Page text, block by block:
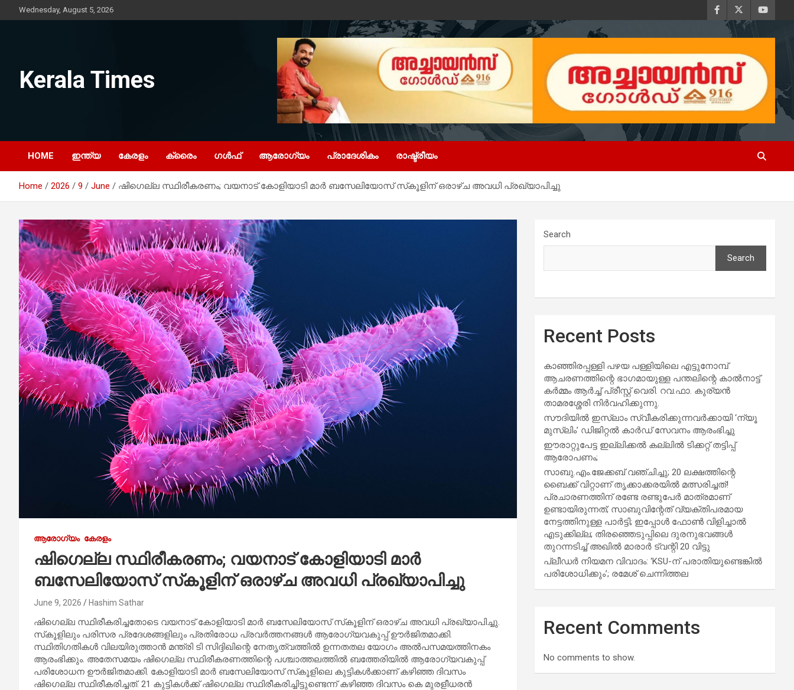
to
Wednesday, August 5, 2026
Kerala Times
HOME ഇന്ത്യ കേരളം ക്രൈം ഗൾഫ് ആരോഗ്യം പ്രാദേശികം രാഷ്ട്രീയം
Home 2026 9 June ഷിഗെല്ല സ്ഥിരീകരണം; വയനാട് കോളിയാടി മാര്‍ ബസേലിയോസ് സ്‌കൂളിന് ഒരാഴ്ച അവധി പ്രഖ്യാപിച്ചു
ആരോഗ്യം കേരളം
ഷിഗെല്ല സ്ഥിരീകരണം; വയനാട് കോളിയാടി മാര്‍
ബസേലിയോസ് സ്‌കൂളിന് ഒരാഴ്ച അവധി പ്രഖ്യാപിച്ചു
June 9, 2026 Hashim Sathar
ഷിഗെല്ല സ്ഥിരീകരിച്ചതോടെ വയനാട് കോളിയാടി മാര്‍ ബസേലിയോസ് സ്‌കൂളിന് ഒരാഴ്ച അവധി പ്രഖ്യാപിച്ചു.
സ്‌കൂളിലും പരിസര പ്രദേശങ്ങളിലും പ്രതിരോധ പ്രവര്‍ത്തനങ്ങള്‍ ആരോഗ്യവകുപ്പ് ഊര്‍ജിതമാക്കി.
സ്ഥിതിഗതികള്‍ വിലയിരുത്താന്‍ മന്ത്രി ടി സിദ്ദിഖിന്റെ നേതൃത്വത്തില്‍ ഉന്നതതല യോഗം അല്‍പസമയത്തിനകം
ആരംഭിക്കും. അതേസമയം ഷിഗെല്ല സ്ഥിരീകരണത്തിന്റെ പശ്ചാത്തലത്തിൽ ബത്തേരിയില്‍ ആരോഗ്യവകുപ്പ്
പരിശോധന ഊര്‍ജിതമാക്കി. കോളിയാടി മാര്‍ ബസേലിയോസ് സ്‌കൂളിലെ കുട്ടികള്‍ക്കാണ് കഴിഞ്ഞ ദിവസം
ഷിഗെല്ല സ്ഥിരീകരിച്ചത്. 21 കുട്ടികള്‍ക്ക് ഷിഗെല്ല സ്ഥിരീകരിച്ചിട്ടുണ്ടെന്ന് കഴിഞ്ഞ ദിവസം കെ മുരളീധരന്‍
Search
Search
Recent Posts
കാഞ്ഞിരപ്പള്ളി പഴയ പള്ളിയിലെ എട്ടുനോമ്പ്
ആചരണത്തിന്റെ ഭാഗമായുള്ള പന്തലിന്റെ കാൽനാട്ട്
കർമ്മം ആർച്ച് പ്രീസ്റ്റ് വെരി. റവ.ഫാ. കുര്യൻ
താമരശ്ശേരി നിർവഹിക്കുന്നു.
സൗദിയില്‍ ഇസ്‌ലാം സ്വീകരിക്കുന്നവര്‍ക്കായി ‘ന്യൂ
മുസ്ലിം’ ഡിജിറ്റല്‍ കാര്‍ഡ് സേവനം ആരംഭിച്ചു
ഈരാറ്റുപേട്ട ഇല്ലിക്കൽ കല്ലിൽ ടിക്കറ്റ് തട്ടിപ്പ്
ആരോപണം;
സാബു.എം.ജേക്കബ് വഞ്ചിച്ചു; 20 ലക്ഷത്തിന്റെ
ബൈക്ക് വിറ്റാണ് തൃക്കാക്കരയില്‍ മത്സരിച്ചത്!
പ്രചാരണത്തിന് രണ്ടേ രണ്ടുപേര്‍ മാത്രമാണ്
ഉണ്ടായിരുന്നത്; സാബുവിന്റേത് വ്യക്തിപരമായ
നേട്ടത്തിനുള്ള പാര്‍ട്ടി; ഇപ്പോള്‍ ഫോണ്‍ വിളിച്ചാല്‍
എടുക്കില്ല; തിരഞ്ഞെടുപ്പിലെ ദുരനുഭവങ്ങള്‍
തുറന്നടിച്ച് അഖില്‍ മാരാര്‍ ട്വന്റി 20 വിട്ടു
പ്ലീഡർ നിയമന വിവാദം: ‘KSU-ന് പരാതിയുണ്ടെങ്കിൽ
പരിശോധിക്കും’; രമേശ് ചെന്നിത്തല
Recent Comments
No comments to show.